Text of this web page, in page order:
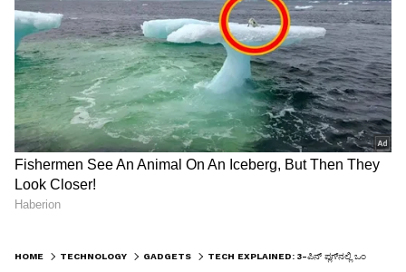
HOME TECHNOLOGY GADGETS